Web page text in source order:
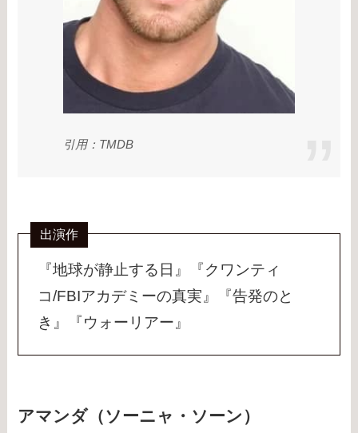
引用：TMDB
出演作
『地球が静止する日』『クワンティ
コ/FBIアカデミーの真実』『告発のと
き』『ウォーリアー』
アマンダ（ソーニャ・ソーン）